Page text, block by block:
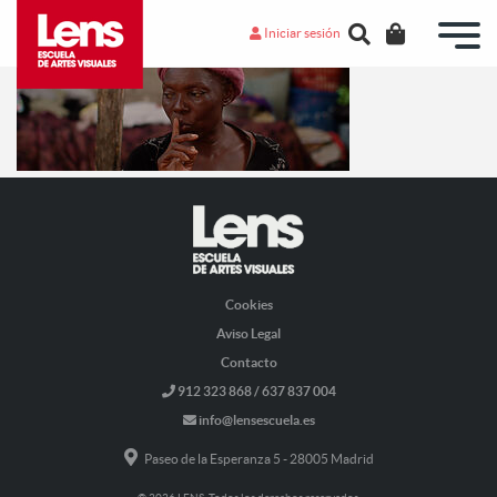
Iniciar sesión
Cookies
Aviso Legal
Contacto
912 323 868 / 637 837 004
info@lensescuela.es
Paseo de la Esperanza 5 - 28005 Madrid